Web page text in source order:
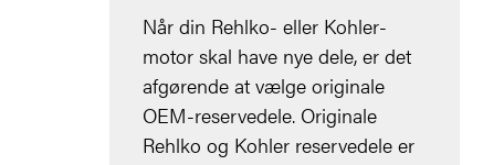
Når din Rehlko- eller Kohler-
motor skal have nye dele, er det
afgørende at vælge originale
OEM-reservedele. Originale
Rehlko og Kohler reservedele er